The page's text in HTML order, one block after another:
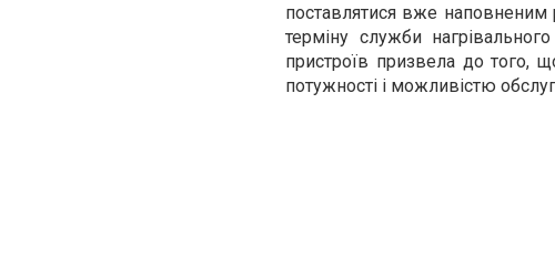
поставлятися вже наповненим
терміну служби
пристроїв призвела до того,
потужності і можливістю